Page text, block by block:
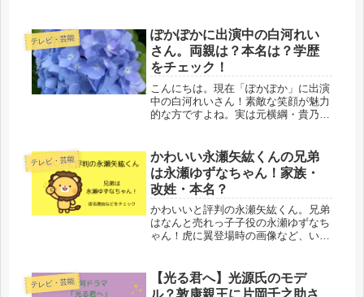
テレビ・芸能
ぽかぽかに出演中の白河れい
さん。両親は？本名は？学歴
をチェック！
こんにちは。現在「ぽかぽか」に出演
中の白河れいさん！素敵な笑顔が魅力
的な方ですよね。実は元横綱・貴乃花
も気になって調べてみました！どうぞ
最後までご覧ください。白河れいさん
の...
テレビ・芸能
かわいい永瀬矢紘くんの兄弟
は永瀬ゆずなちゃん！家族・
改姓・本名？
かわいいと評判の永瀬矢紘くん。兄弟
はなんと売れっ子子役の永瀬ゆずなち
ゃん！虎に翼登場時の画像など、いろ
テレビ・芸能
【光る君へ】光源氏のモデ
ル？敦康親王に片岡千之助さ